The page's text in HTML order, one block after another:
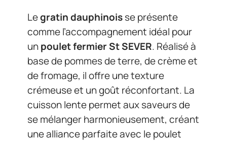
Legratin dauphinoisse présente
comme l’accompagnement idéal pour
unpoulet fermier St SEVER. Réalisé à
base de pommes de terre, de crème et
de fromage, il offre une texture
crémeuse et un goût réconfortant. La
cuisson lente permet aux saveurs de
se mélanger harmonieusement, créant
une alliance parfaite avec le poulet